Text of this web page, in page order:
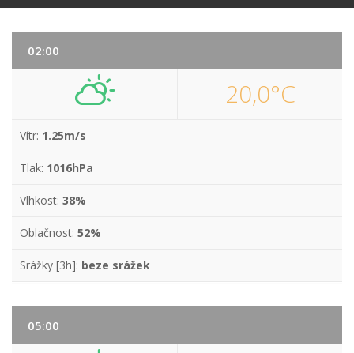
02:00
20,0°C
Vítr: 1.25m/s
Tlak: 1016hPa
Vlhkost: 38%
Oblačnost: 52%
Srážky [3h]: beze srážek
05:00